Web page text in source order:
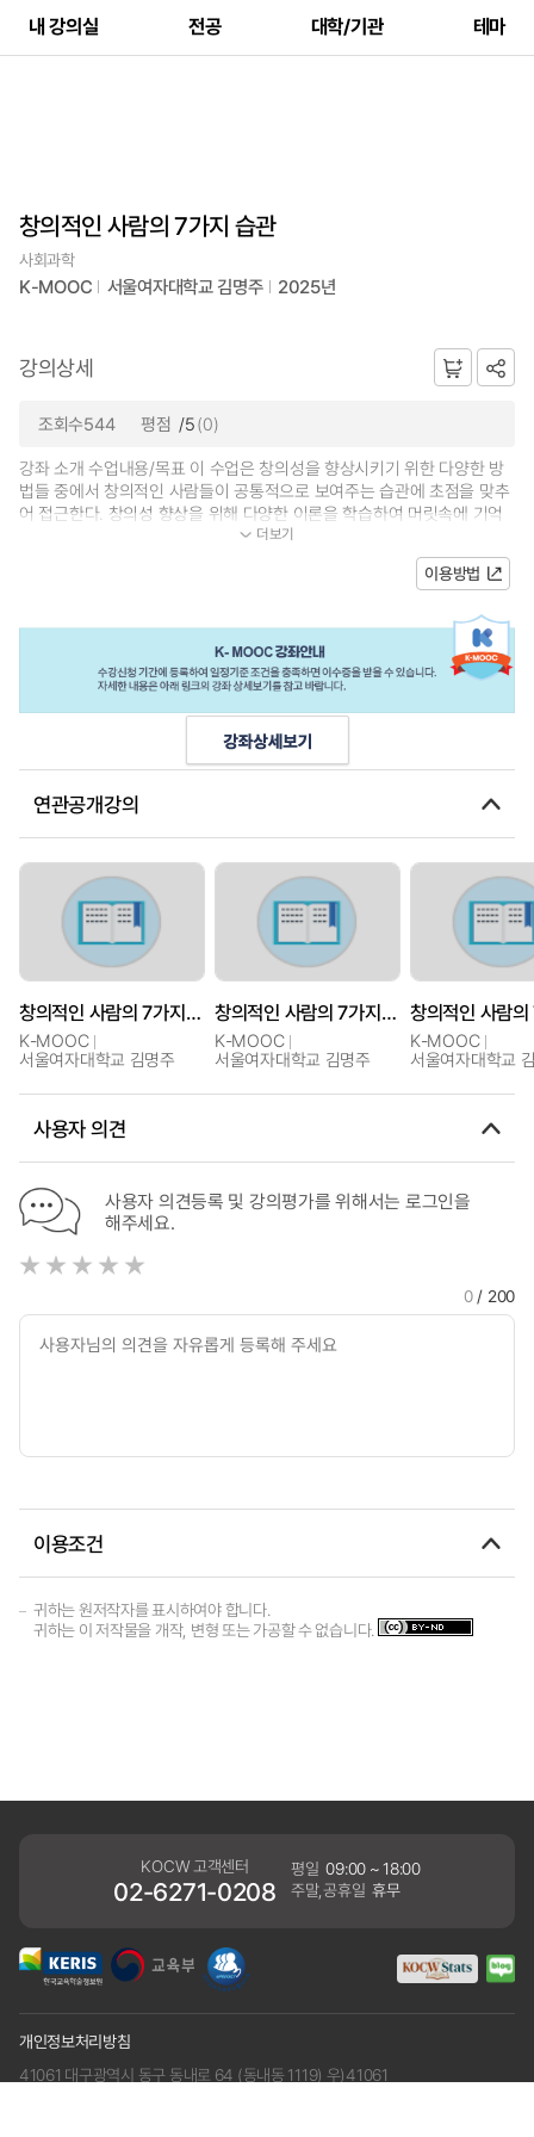
내 강의실 전공 대학/기관 테마
창의적인 사람의 7가지 습관
사회과학
K-MOOC 서울여자대학교 김명주 2025년
강의상세
조회수544 평점 /5(0)
강좌 소개 수업내용/목표 이 수업은 창의성을 향상시키기 위한 다양한 방
법들 중에서 창의적인 사람들이 공통적으로 보여주는 습관에 초점을 맞추
어 접근한다. 창의성 향상을 위해 다양한 이론을 학습하여 머릿속에 기억
하는 것만으로는 결정적인 순간...
더보기
이용방법
연관공개강의
창의적인 사람의 7가지 습관
K-MOOC
서울여자대학교 김명주
창의적인 사람의 7가지 습관
K-MOOC
서울여자대학교 김명주
K-MOOC
서울여자대학교
사용자 의견
사용자 의견등록 및 강의평가를 위해서는 로그인을
해주세요.
0/ 200
이용조건
귀하는 원저작자를 표시하여야 합니다.
귀하는 이 저작물을 개작, 변형 또는 가공할 수 없습니다.
KOCW 고객센터
02-6271-0208
평일 09:00 ~ 18:00
주말,공휴일 휴무
개인정보처리방침
41061 대구광역시 동구 동내로 64 (동내동 1119) 우)41061